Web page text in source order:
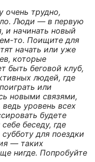
очень трудно,
Люди — в первую
и начинать новый
то. Поищите для
начать или уже
которые
быть беговой клуб,
людей, где
или
новыми связями,
уровень всех
будете
беседу, где
для поездки
— таких
нигде. Попробуйте